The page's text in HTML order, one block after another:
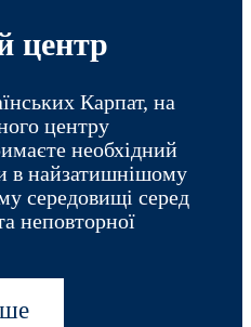
центр
Карпат, на
центру
необхідний
в найзатишнішому
середовищі серед
неповторної